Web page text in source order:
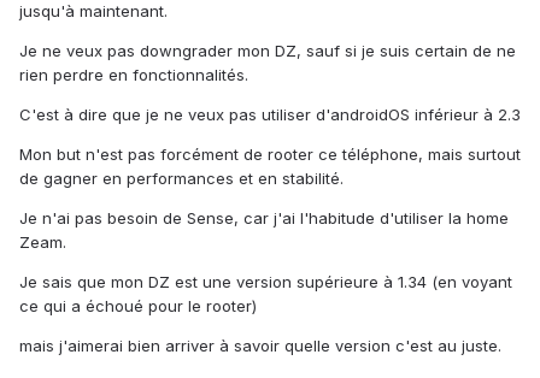
jusqu'à maintenant.
Je ne veux pas downgrader mon DZ, sauf si je suis certain de ne
rien perdre en fonctionnalités.
C'est à dire que je ne veux pas utiliser d'androidOS inférieur à 2.3
Mon but n'est pas forcément de rooter ce téléphone, mais surtout
de gagner en performances et en stabilité.
Je n'ai pas besoin de Sense, car j'ai l'habitude d'utiliser la home
Zeam.
Je sais que mon DZ est une version supérieure à 1.34 (en voyant
ce qui a échoué pour le rooter)
mais j'aimerai bien arriver à savoir quelle version c'est au juste.